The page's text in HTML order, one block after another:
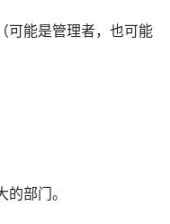
可能是管理者，也可能
部门。